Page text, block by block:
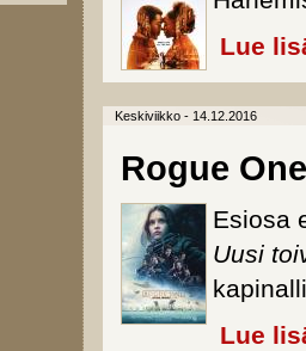
Lue
Keskiviikko - 14.12.2016
Rogue
Esiosa
Uusi
Lue